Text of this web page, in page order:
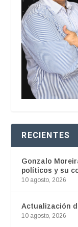
RECIENTES
Gonzalo
políticos y su
10 agosto, 2026
Actualización
10 agosto, 2026